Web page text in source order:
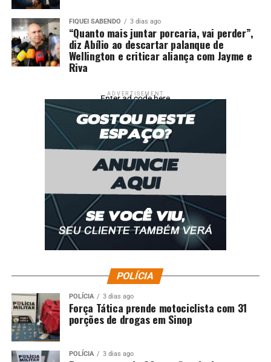
FIQUEI SABENDO 3 dias ago
“Quanto mais juntar porcaria, vai perder”,
diz Abílio ao descartar palanque de
Wellington e criticar aliança com Jayme e
Riva
ADVERTISEMENT
Enter ad code here
POLÍCIA
POLÍCIA 3 dias ago
Força Tática prende motociclista com 31
porções de drogas em Sinop
POLÍCIA 3 dias ago